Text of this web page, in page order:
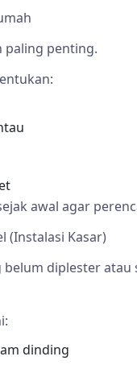
paling penting.
awal agar
(Instalasi Kasar)
diplester atau
dinding